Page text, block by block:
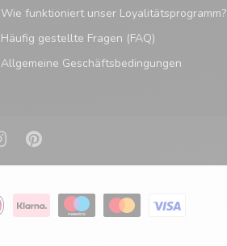
Wie funktioniert unser Loyalitätsprogramm?
Häufig gestellte Fragen (FAQ)
Allgemeine Geschäftsbedingungen